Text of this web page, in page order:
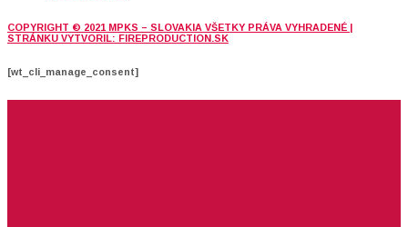
COPYRIGHT © 2021 MPKS – SLOVAKIA VŠETKY PRÁVA VYHRADENÉ |
STRÁNKU VYTVORIL: FIREPRODUCTION.SK
[wt_cli_manage_consent]